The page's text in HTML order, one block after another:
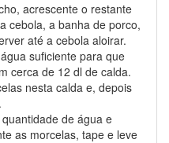
acrescente o restante
cebola, a banha de porco,
até a cebola aloirar.
suficiente para que
cerca de 12 dl de calda.
nesta calda e, depois
de água e
as morcelas, tape e leve